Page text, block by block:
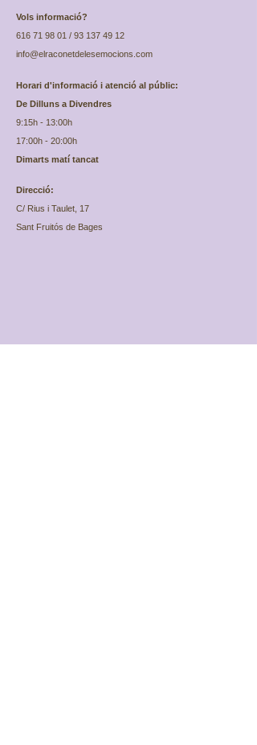
Vols informació?
616 71 98 01 / 93 137 49 12
info@elraconetdelesemocions.com
Horari d'informació i atenció al públic:
De Dilluns a Divendres
9:15h - 13:00h
17:00h - 20:00h
Dimarts matí tancat
Direcció:
C/ Rius i Taulet, 17
Sant Fruitós de Bages